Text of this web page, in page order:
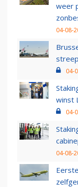
weer
04-08-
04-
winst
04-
04-08-